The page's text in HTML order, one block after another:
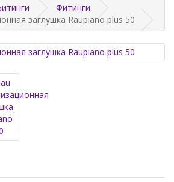
Фитинги
заглушка Raupiano plus 50